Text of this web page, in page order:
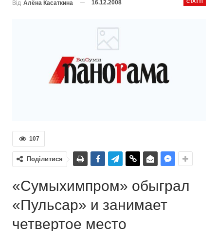
СТАТТІ
Від Алёна Касаткина 16.12.2008
107
Поділитися
«Сумыхимпром» обыграл
«Пульсар» и занимает
четвертое место